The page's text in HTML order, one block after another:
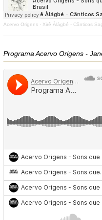
Acervo Origens · Xirê Àlágbé - Cânticos Sagrados do
Programa Acervo Origens -